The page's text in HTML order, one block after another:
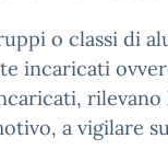
o classi di
incaricati
a vigilare